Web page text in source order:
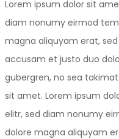
Lorem ipsum dolor sit
diam nonumy eirmod
magna aliquyam erat,
accusam et justo duo
gubergren, no sea
sit amet. Lorem ipsum
elitr, sed diam nonumy
dolore magna aliquyam